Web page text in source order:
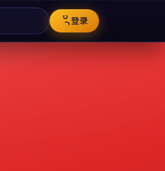
登录